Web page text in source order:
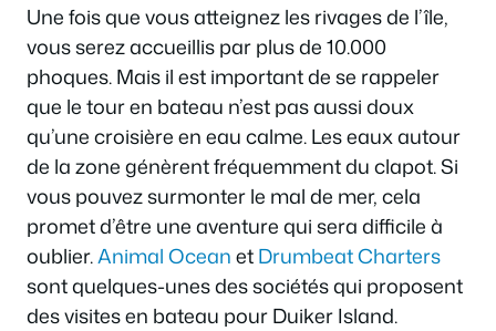
Une fois que vous atteignez les rivages de l’île,
vous serez accueillis par plus de 10.000
phoques. Mais il est important de se rappeler
que le tour en bateau n’est pas aussi doux
qu’une croisière en eau calme. Les eaux autour
de la zone génèrent fréquemment du clapot. Si
vous pouvez surmonter le mal de mer, cela
promet d’être une aventure qui sera difficile à
oublier.Animal OceanetDrumbeat Charters
sont quelques-unes des sociétés qui proposent
des visites en bateau pour Duiker Island.